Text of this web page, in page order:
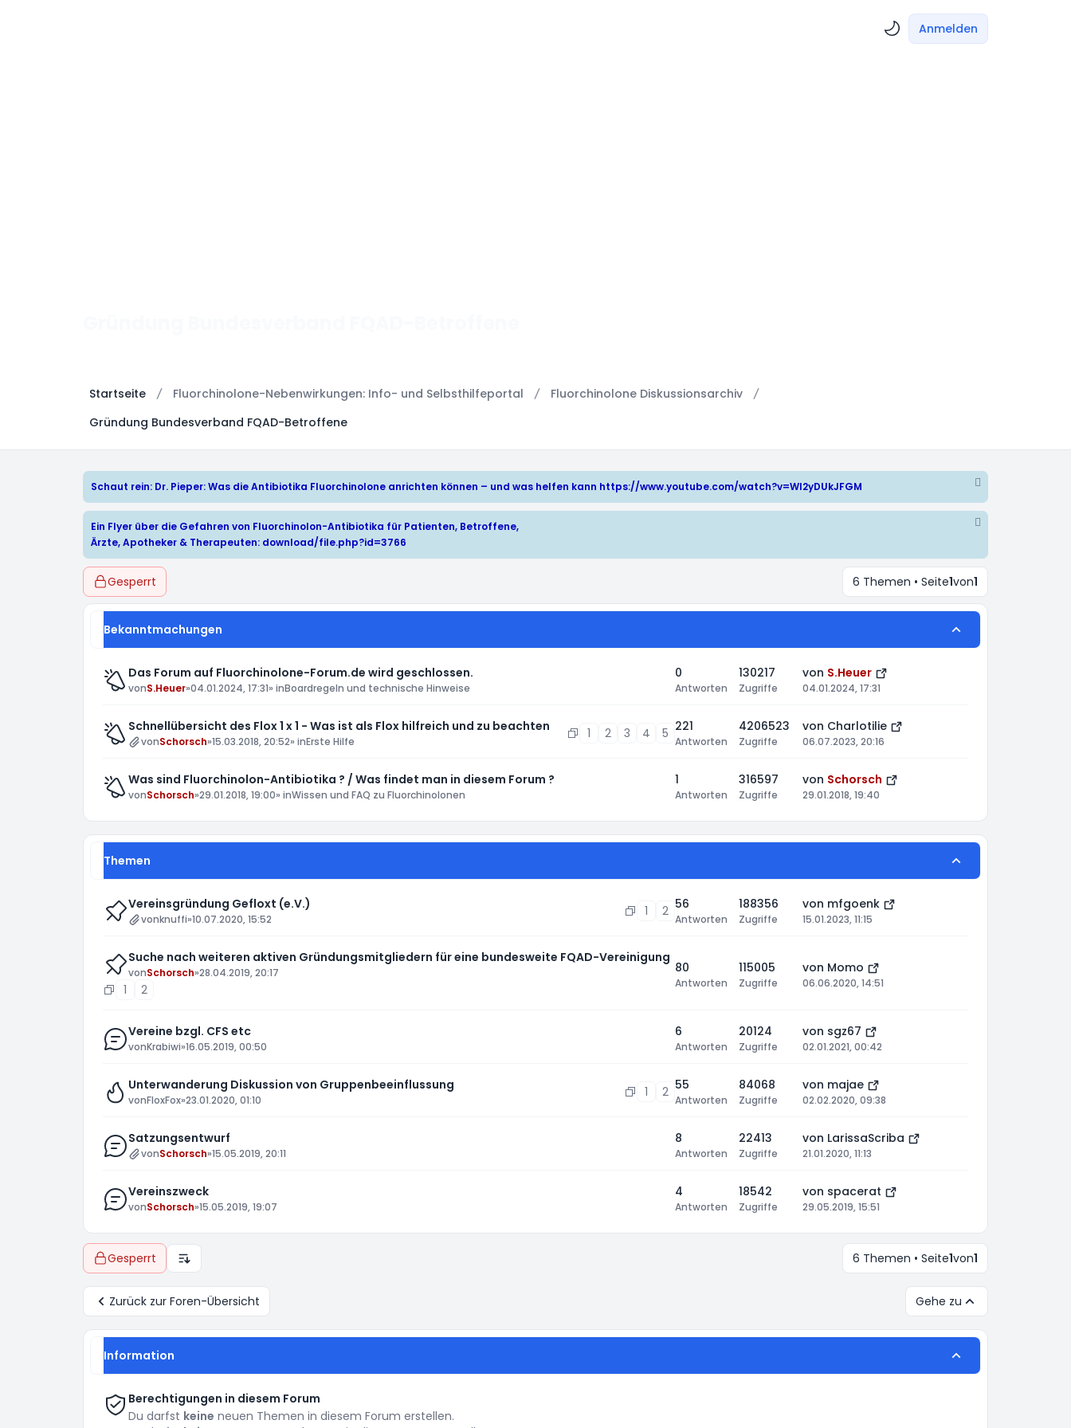
Anmelden
Startseite Fluorchinolone-Nebenwirkungen: Info- und Selbsthilfeportal
Fluorchinolone Diskussionsarchiv
Gründung Bundesverband FQAD-Betroffene
Schaut rein: Dr. Pieper: Was die Antibiotika Fluorchinolone anrichten können – und was helfen kann https://www.youtube.com/watch?v=WI2yDUkJFGM
Ein Flyer über die Gefahren von Fluorchinolon-Antibiotika für Patienten, Betroffene,
Ärzte, Apotheker & Therapeuten: download/file.php?id=3766
Gesperrt 6 Themen • Seite1von1
Bekanntmachungen
Das Forum auf Fluorchinolone-Forum.de wird geschlossen.
vonS.Heuer»04.01.2024, 17:31» inBoardregeln und technische Hinweise
0
Antworten
130217
Zugriffe
von S.Heuer
04.01.2024, 17:31
Schnellübersicht des Flox 1 x 1 - Was ist als Flox hilfreich und zu beachten
vonSchorsch»15.03.2018, 20:52» inErste Hilfe
1 2 3 4 5 221
Antworten
4206523
Zugriffe
von Charlotilie
06.07.2023, 20:16
Was sind Fluorchinolon-Antibiotika ? / Was findet man in diesem Forum ?
vonSchorsch»29.01.2018, 19:00» inWissen und FAQ zu Fluorchinolonen
1
Antworten
316597
Zugriffe
von Schorsch
29.01.2018, 19:40
Themen
Vereinsgründung Gefloxt (e.V.)
vonknuffi»10.07.2020, 15:52
1 2 56
Antworten
188356
Zugriffe
von mfgoenk
15.01.2023, 11:15
Suche nach weiteren aktiven Gründungsmitgliedern für eine bundesweite FQAD-Vereinigung
vonSchorsch»28.04.2019, 20:17
1 2
80
Antworten
115005
Zugriffe
von Momo
06.06.2020, 14:51
Vereine bzgl. CFS etc
vonKrabiwi»16.05.2019, 00:50
6
Antworten
20124
Zugriffe
von sgz67
02.01.2021, 00:42
Unterwanderung Diskussion von Gruppenbeeinflussung
vonFloxFox»23.01.2020, 01:10
1 2 55
Antworten
84068
Zugriffe
von majae
02.02.2020, 09:38
Satzungsentwurf
vonSchorsch»15.05.2019, 20:11
8
Antworten
22413
Zugriffe
von LarissaScriba
21.01.2020, 11:13
Vereinszweck
vonSchorsch»15.05.2019, 19:07
4
Antworten
18542
Zugriffe
von spacerat
29.05.2019, 15:51
Gesperrt Anzeige- und Sortierungs-Einstellungen 6 Themen • Seite1von1
Zurück zur Foren-Übersicht Gehe zu
Information
Berechtigungen in diesem Forum
Du darfst keine neuen Themen in diesem Forum erstellen.